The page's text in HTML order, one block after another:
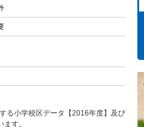
る小学校区データ【2016年度】及び
す。